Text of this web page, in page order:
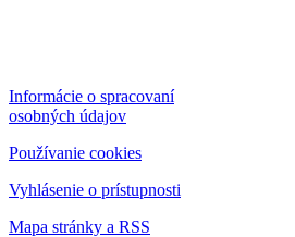
Informácie o spracovaní
osobných údajov
Používanie cookies
Vyhlásenie o prístupnosti
Mapa stránky a RSS